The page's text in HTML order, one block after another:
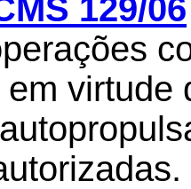
129/06
virtude